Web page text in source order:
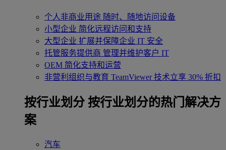
个人非商业用途 随时、随地访问设备
小型企业 简化远程访问和支持
大型企业 扩展并保障企业 IT 安全
托管服务提供商 管理并维护客户 IT
OEM 简化支持和运营
非营利组织与教育 TeamViewer 技术立享 30% 折扣
‌按行业划分 按行业划分的热门解决方
案
汽车